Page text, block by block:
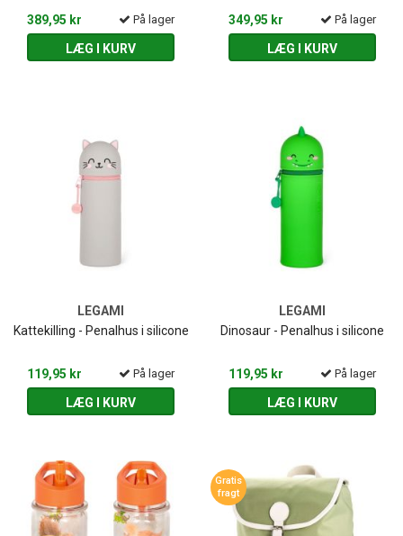
389,95 kr
På lager
LÆG I KURV
349,95 kr
På lager
LÆG I KURV
LEGAMI
Kattekilling - Penalhus i silicone
119,95 kr På lager
LÆG I KURV
LEGAMI
Dinosaur - Penalhus i silicone
119,95 kr På lager
LÆG I KURV
Gratis
fragt